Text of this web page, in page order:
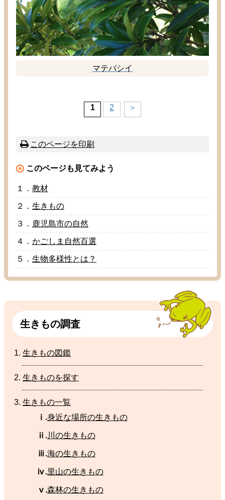
マテバシイ
1 2 ＞
このページを印刷
このページも 見てみよう
１． 教材
２． 生きもの
３． 鹿児島市の自然
４． かごしま 自然百選
５． 生物多様性とは？
生きもの調査
生きもの図鑑
生きものを探す
生きもの一覧
ⅰ.身近な場所の生きもの
ⅱ.川 の生きもの
ⅲ.海の生きもの
ⅳ.里山の生きもの
ⅴ.森林の生きもの